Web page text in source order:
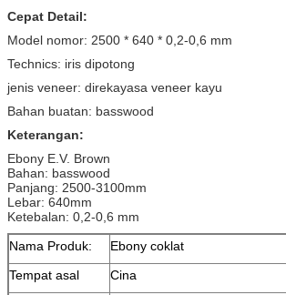
Cepat Detail:
Model nomor: 2500 * 640 * 0,2-0,6 mm
Technics: iris dipotong
jenis veneer: direkayasa veneer kayu
Bahan buatan: basswood
Keterangan:
Ebony E.V. Brown
Bahan: basswood
Panjang: 2500-3100mm
Lebar: 640mm
Ketebalan: 0,2-0,6 mm
Nama Produk:
Ebony coklat
Tempat asal
Cina